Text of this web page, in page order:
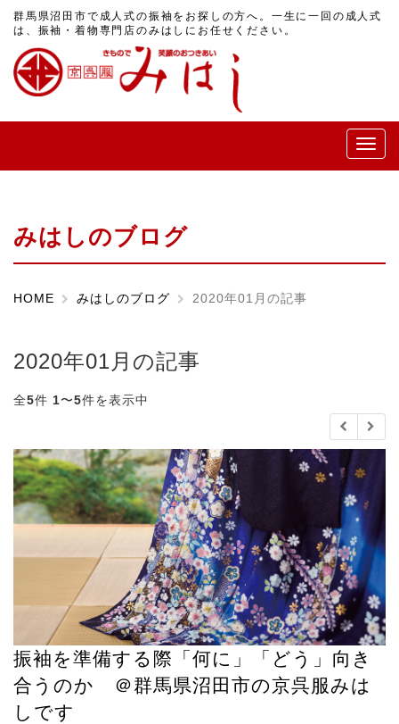
群馬県沼田市で成人式の振袖をお探しの方へ。一生に一回の成人式
は、振袖・着物専門店のみはしにお任せください。
メ
ニ
みはしのブログ
HOME みはしのブログ 2020年01月の記事
2020年01月の記事
全5件 1〜5件を表示中
振袖を準備する際「何に」「どう」向き
合うのか ＠群馬県沼田市の京呉服みは
しです